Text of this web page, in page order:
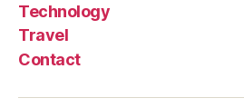
Technology
Travel
Contact